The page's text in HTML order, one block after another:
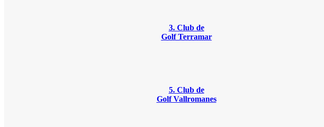
3. Club de
Golf Terramar
5. Club de
Golf Vallromanes